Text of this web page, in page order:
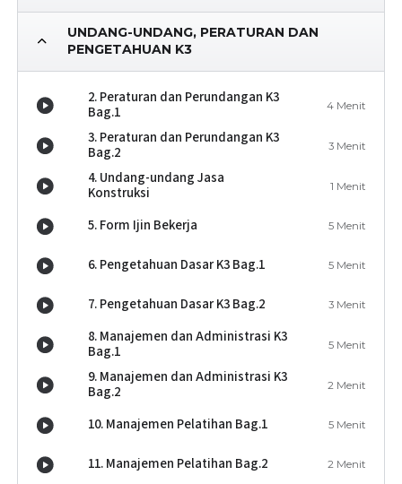
UNDANG-UNDANG, PERATURAN DAN
PENGETAHUAN K3
2. Peraturan dan Perundangan K3
Bag.1
4 Menit
3. Peraturan dan Perundangan K3
Bag.2
3 Menit
4. Undang-undang Jasa
Konstruksi
1 Menit
5. Form Ijin Bekerja 5 Menit
6. Pengetahuan Dasar K3 Bag.1 5 Menit
7. Pengetahuan Dasar K3 Bag.2 3 Menit
8. Manajemen dan Administrasi K3
Bag.1
5 Menit
9. Manajemen dan Administrasi K3
Bag.2
2 Menit
10. Manajemen Pelatihan Bag.1 5 Menit
11. Manajemen Pelatihan Bag.2 2 Menit